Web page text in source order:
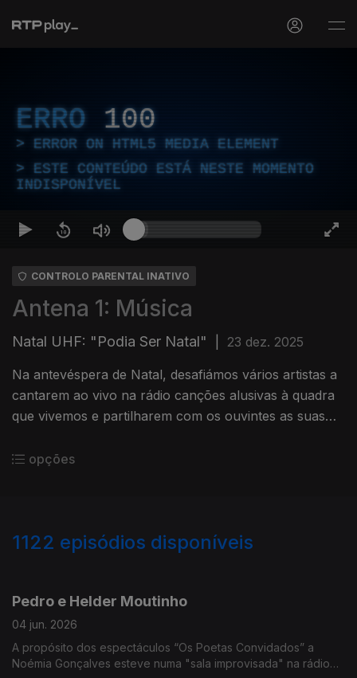
ERRO 100
ERROR ON HTML5 MEDIA ELEMENT
ESTE CONTEÚDO ESTÁ NESTE MOMENTO
INDISPONÍVEL
CONTROLO PARENTAL INATIVO
Antena 1: Música
Natal UHF: "Podia Ser Natal" 23 dez. 2025
Na antevéspera de Natal, desafiámos vários artistas a
cantarem ao vivo na rádio canções alusivas à quadra
que vivemos e partilharem com os ouvintes as suas
opções
1122 episódios disponíveis
Pedro e Helder Moutinho
04 jun. 2026
A propósito dos espectáculos “Os Poetas Convidados” a
Noémia Gonçalves esteve numa "sala improvisada" na rádio